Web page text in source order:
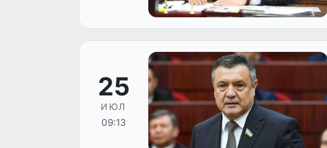
25
ИЮЛ
09:13